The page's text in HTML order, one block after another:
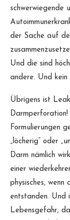
schwerwiegende
der Sache auf
Und die sind
andere. Und kein
Übrigens ist
Formulierungen
„löcherig“ oder
Darm nämlich
einer
physisches, wenn
entstanden. Und
Lebensgefahr,